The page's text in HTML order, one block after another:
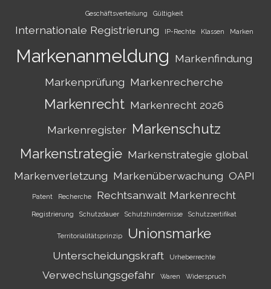
Geschäftsverteilung Gültigkeit
Internationale Registrierung IP-Rechte Klassen Marken
Markenanmeldung Markenfindung
Markenprüfung Markenrecherche
Markenrecht Markenrecht 2026
Markenregister Markenschutz
Markenstrategie Markenstrategie global
Markenverletzung Markenüberwachung OAPI
Patent Recherche Rechtsanwalt Markenrecht
Registrierung Schutzdauer Schutzhindernisse Schutzzertifikat
Territorialitätsprinzip Unionsmarke
Unterscheidungskraft Urheberrechte
Verwechslungsgefahr Waren Widerspruch